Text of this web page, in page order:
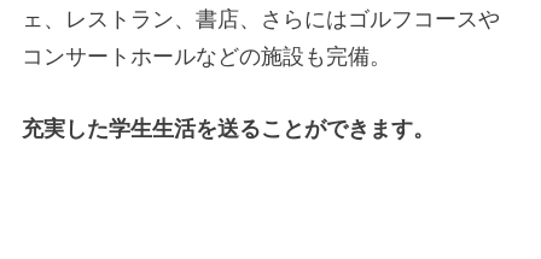
ェ、レストラン、書店、さらにはゴルフコースや
コンサートホールなどの施設も完備。
充実した学生生活を送ることができます。